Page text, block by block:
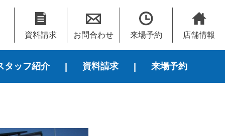
資料請求 お問合わせ 来場予約 店舗情報
タッフ紹介 資料請求 来場予約